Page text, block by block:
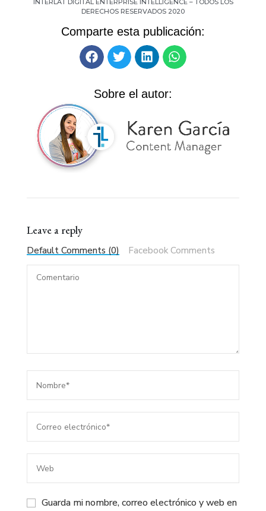
DERECHOS RESERVADOS 2020
Comparte esta publicación:
Sobre el autor:
Leave a reply
Default Comments (0) Facebook Comments
Guarda mi nombre, correo electrónico y web en